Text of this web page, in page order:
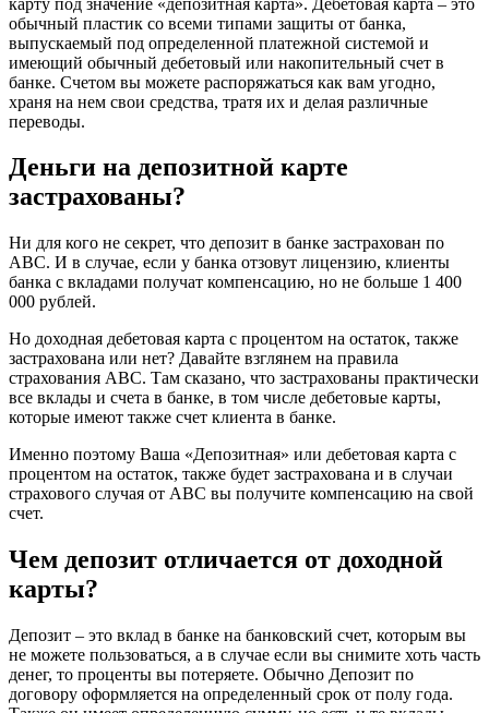
обычный пластик со всеми типами защиты от банка,
выпускаемый под определенной платежной системой и
имеющий обычный дебетовый или накопительный счет в
банке. Счетом вы можете распоряжаться как вам угодно,
храня на нем свои средства, тратя их и делая различные
переводы.
Деньги на депозитной карте
застрахованы?
Ни для кого не секрет, что депозит в банке застрахован по
АВС. И в случае, если у банка отзовут лицензию, клиенты
банка с вкладами получат компенсацию, но не больше 1 400
000 рублей.
Но доходная дебетовая карта с процентом на остаток, также
застрахована или нет? Давайте взглянем на правила
страхования АВС. Там сказано, что застрахованы практически
все вклады и счета в банке, в том числе дебетовые карты,
которые имеют также счет клиента в банке.
Именно поэтому Ваша «Депозитная» или дебетовая карта с
процентом на остаток, также будет застрахована и в случаи
страхового случая от АВС вы получите компенсацию на свой
счет.
Чем депозит отличается от доходной
карты?
Депозит – это вклад в банке на банковский счет, которым вы
не можете пользоваться, а в случае если вы снимите хоть часть
денег, то проценты вы потеряете. Обычно Депозит по
договору оформляется на определенный срок от полу года.